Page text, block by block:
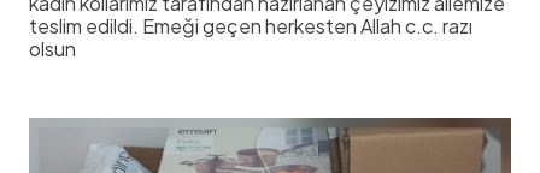
teslim edildi. Emeği geçen herkesten Allah c.c. razı
olsun